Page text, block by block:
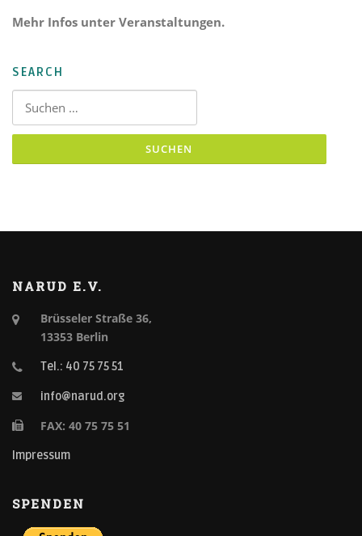
Mehr Infos unter Veranstaltungen.
SEARCH
Suchen nach:
NARUD E.V.
Brüsseler Straße 36,
13353 Berlin
Tel.: 40 75 75 51
info@narud.org
FAX: 40 75 75 51
Impressum
SPENDEN